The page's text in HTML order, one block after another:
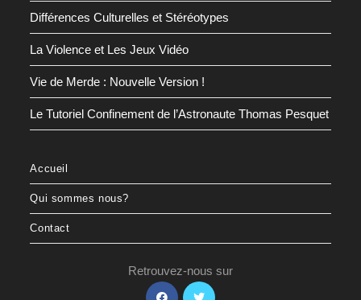
Différences Culturelles et Stéréotypes
La Violence et Les Jeux Vidéo
Vie de Merde : Nouvelle Version !
Le Tutoriel Confinement de l’Astronaute Thomas Pesquet
Accueil
Qui sommes nous?
Contact
Retrouvez-nous sur
S’ouvreS’ouvre